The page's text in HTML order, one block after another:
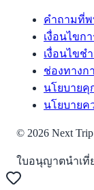
คำถามที่พ
เงื่อนไขก
เงื่อนไขช
ช่องทางก
นโยบายคุ
นโยบายค
© 2026 Next
ใบอนุญาตนำเที่